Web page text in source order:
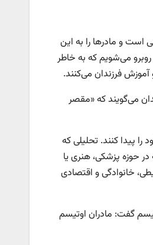
است و مادرها را به این
می‌شویم که به خاطر
فرزندان می‌کنند.
می‌گویند که «مقصر
پیدا کنند. تحلیلی که
حوزه پزشکی، هنری یا
خانوادگی و اقتصادی
گفت: مادران اوتیسم